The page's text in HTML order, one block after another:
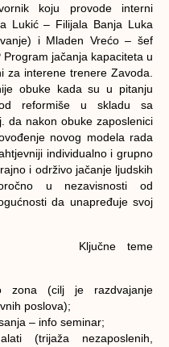
koju provode interni
Lukić – Filijala Banja Luka
i Mladen Vrećo – šef
jačanja kapaciteta u
za interene trenere Zavoda.
obuke kada su u pitanju
reformiše u skladu sa
da nakon obuke zaposlenici
novog modela rada
individualno i grupno
i održivo jačanje ljudskih
u nezavisnosti od
da unapređuje svoj
Ključne teme
(cilj je razdvajanje
poslova);
– info seminar;
(trijaža nezaposlenih,